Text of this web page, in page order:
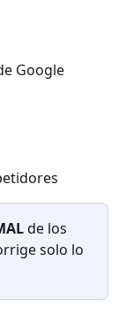
Google
de los
solo lo